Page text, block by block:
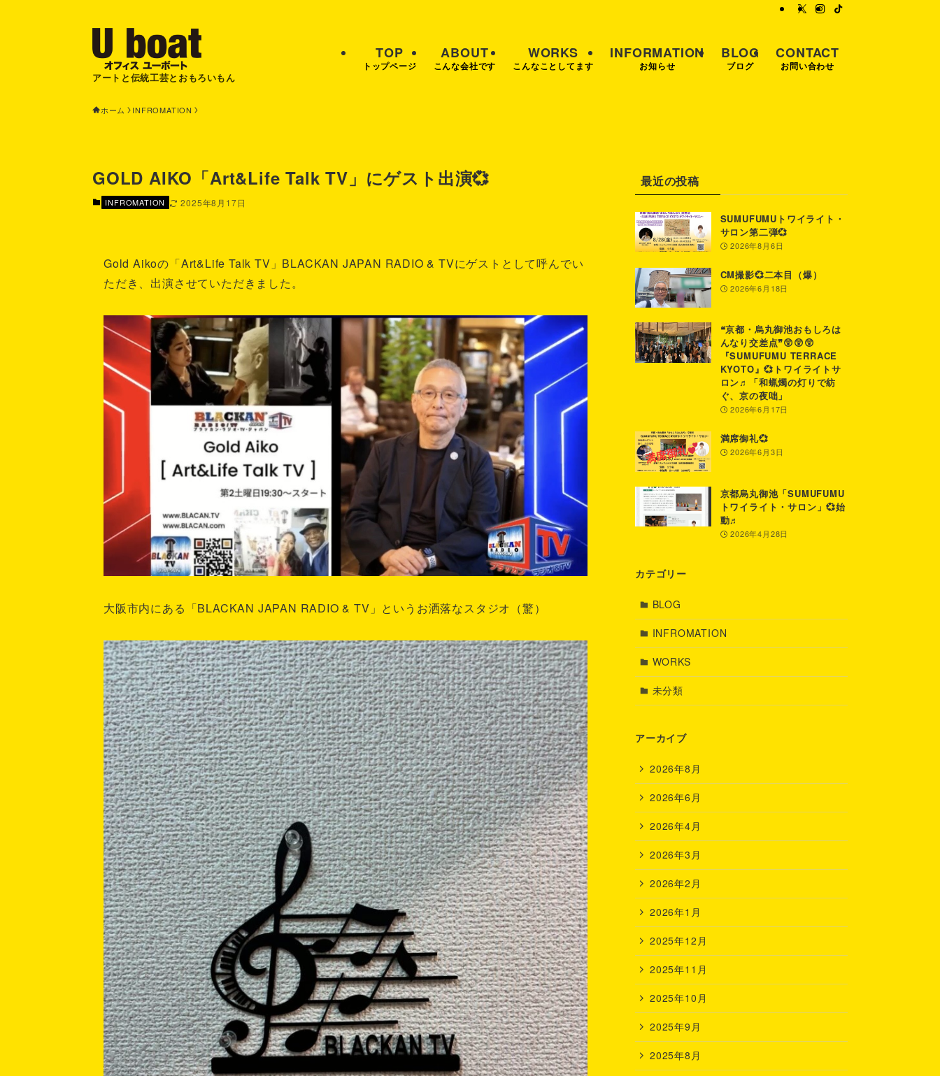
アートと伝統工芸とおもろいもん
TOP
トップページ
ABOUT
こんな会社です
WORKS
こんなことしてます
INFORMATION
お知らせ
BLOG
ブログ
CONTACT
お問い合わせ
ホーム INFROMATION
GOLD AIKO「Art&Life Talk TV」にゲスト出演💞
INFROMATION 2025年8月17日
Gold Aikoの「Art&Life Talk TV」BLACKAN JAPAN RADIO & TVにゲストとして呼んでい
ただき、出演させていただきました。
大阪市内にある「BLACKAN JAPAN RADIO & TV」というお洒落なスタジオ（驚）
最近の投稿
SUMUFUMUトワイライト・
サロン第二弾💞
2026年8月6日
CM撮影💞二本目（爆）
2026年6月18日
❝京都・烏丸御池おもしろは
んなり交差点❞😲😲😲
『SUMUFUMU TERRACE
KYOTO』💞トワイライトサ
ロン♬「和蝋燭の灯りで紡
ぐ、京の夜咄」
2026年6月17日
満席御礼💞
2026年6月3日
京都烏丸御池「SUMUFUMU
トワイライト・サロン」💞始
動♬
2026年4月28日
カテゴリー
BLOG
INFROMATION
WORKS
未分類
アーカイブ
2026年8月
2026年6月
2026年4月
2026年3月
2026年2月
2026年1月
2025年12月
2025年11月
2025年10月
2025年9月
2025年8月